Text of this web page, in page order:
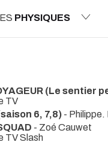
PHYSIQUES
(Le sentier
TV
6, 7,8) -
- Zoé Cauwet
TV Slash